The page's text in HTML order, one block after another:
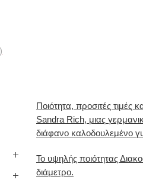
Ποιότητα, προσιτές τιμές
Sandra Rich, μιας
διάφανο καλοδουλεμένο
Το υψηλής ποιότητας
διάμετρο.